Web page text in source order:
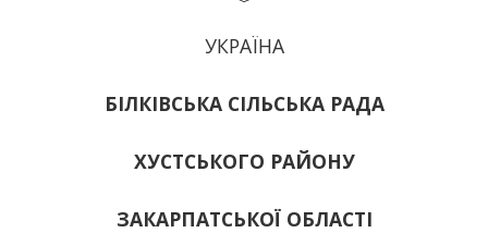
УКРАЇНА
БІЛКІВСЬКА СІЛЬСЬКА РАДА
ХУСТСЬКОГО РАЙОНУ
ЗАКАРПАТСЬКОЇ ОБЛАСТІ